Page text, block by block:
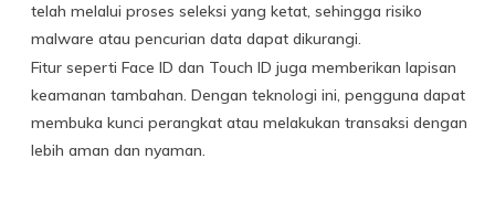
telah melalui proses seleksi yang ketat, sehingga risiko
malware atau pencurian data dapat dikurangi.
Fitur seperti Face ID dan Touch ID juga memberikan lapisan
keamanan tambahan. Dengan teknologi ini, pengguna dapat
membuka kunci perangkat atau melakukan transaksi dengan
lebih aman dan nyaman.